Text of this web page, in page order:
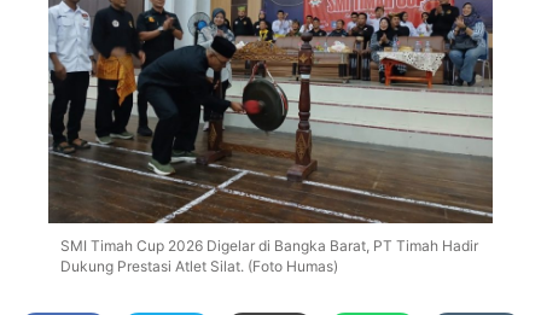
SMI Timah Cup 2026 Digelar di Bangka Barat, PT Timah Hadir
Dukung Prestasi Atlet Silat. (Foto Humas)